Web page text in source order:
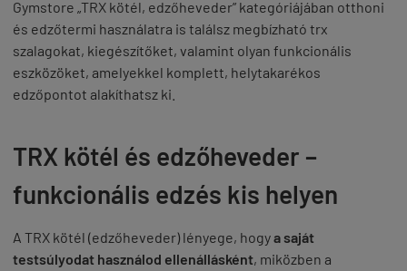
Gymstore „TRX kötél, edzőheveder” kategóriájában otthoni
és edzőtermi használatra is találsz megbízható trx
szalagokat, kiegészítőket, valamint olyan funkcionális
eszközöket, amelyekkel komplett, helytakarékos
edzőpontot alakíthatsz ki.
TRX kötél és edzőheveder –
funkcionális edzés kis helyen
A TRX kötél (edzőheveder) lényege, hogya saját
testsúlyodat használod ellenállásként, miközben a